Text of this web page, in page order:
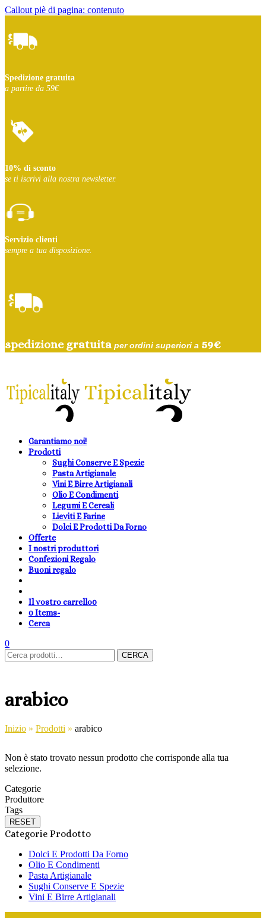
Callout piè di pagina: contenuto
Spedizione gratuita
a partire da 59€
10% di sconto
se ti iscrivi alla nostra newsletter.
Servizio clienti
sempre a tua disposizione.
spedizione gratuita per ordini superiori a 59€
Garantiamo noi!
Prodotti
Sughi Conserve E Spezie
Pasta Artigianale
Vini E Birre Artigianali
Olio E Condimenti
Legumi E Cereali
Lieviti E Farine
Dolci E Prodotti Da Forno
Offerte
I nostri produttori
Confezioni Regalo
Buoni regalo
Il vostro carrello0
0 Items-
Cerca
0shopping-
basket
Area
Clienti
search
cambia
lingua
Carrello
Cerca: CERCA
arabico
Inizio » Prodotti » arabico
Non è stato trovato nessun prodotto che corrisponde alla tua
selezione.
Categorie
Produttore
Tags
RESET
Categorie Prodotto
Dolci E Prodotti Da Forno
Olio E Condimenti
Pasta Artigianale
Sughi Conserve E Spezie
Vini E Birre Artigianali